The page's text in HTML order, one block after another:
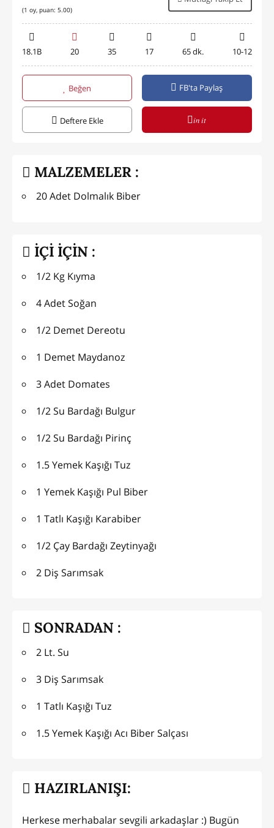
(1 oy, puan: 5.00)
18.1B 20 35 17 65 dk. 10-12
Beğen FB'ta Paylaş
Deftere Ekle in it
MALZEMELER :
20 Adet Dolmalık Biber
İÇİ İÇİN :
1/2 Kg Kıyma
4 Adet Soğan
1/2 Demet Dereotu
1 Demet Maydanoz
3 Adet Domates
1/2 Su Bardağı Bulgur
1/2 Su Bardağı Pirinç
1.5 Yemek Kaşığı Tuz
1 Yemek Kaşığı Pul Biber
1 Tatlı Kaşığı Karabiber
1/2 Çay Bardağı Zeytinyağı
2 Diş Sarımsak
SONRADAN :
2 Lt. Su
3 Diş Sarımsak
1 Tatlı Kaşığı Tuz
1.5 Yemek Kaşığı Acı Biber Salçası
HAZIRLANIŞI:
Herkese merhabalar sevgili arkadaşlar :) Bugün